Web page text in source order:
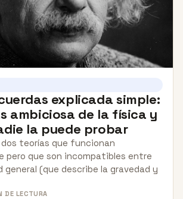
explicada simple:
ambiciosa de la física y
la puede probar
teorías que funcionan
que son incompatibles entre
general (que describe la gravedad y
DE LECTURA